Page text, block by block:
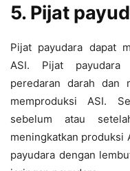
5. Pijat
Pijat payudara dapat
ASI. Pijat payudara
peredaran darah dan
memproduksi ASI.
sebelum atau
meningkatkan produksi
payudara dengan